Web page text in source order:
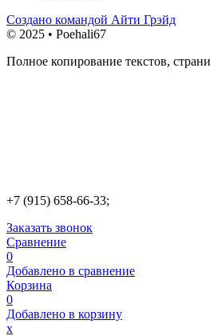
Создано командой Айти Грэйд
© 2025 • Poehali67
Полное копирование текстов,
+7 (915) 658-66-33;
Заказать звонок
Сравнение
0
Добавлено в сравнение
Корзина
0
Добавлено в корзину
х